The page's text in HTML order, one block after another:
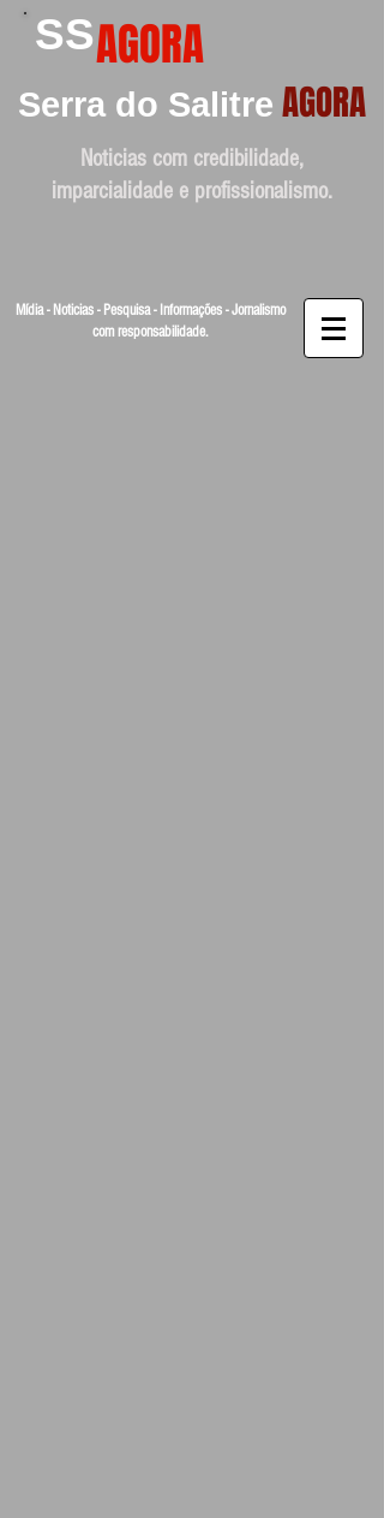
SSAGORA
Serra do Salitre AGORA
Noticias com credibilidade,
imparcialidade e profissionalismo.
Mídia - Noticias - Pesquisa - Informações - Jornalismo
com responsabilidade.